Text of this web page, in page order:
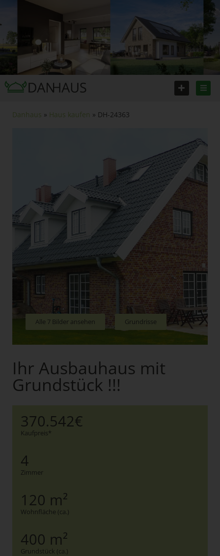
Danhaus » Haus kaufen » DH-24363
Alle 7 Bilder ansehen Grundrisse
Ihr Ausbauhaus mit
Grundstück !!!
370.542€
Kaufpreis*
4
Zimmer
120 m²
Wohnfläche (ca.)
400 m²
Grundstück (ca.)